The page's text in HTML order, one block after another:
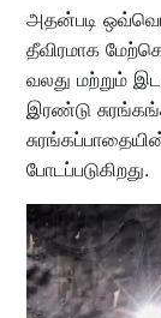
அதன்படி
தீவிரமாக
வலது மற்றும்
இரண்டு
போடப்படுகிறது.